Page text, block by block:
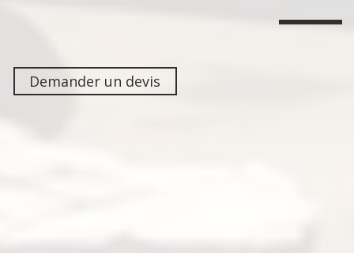
Demander un devis